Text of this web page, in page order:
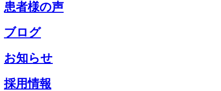
患者様の声
ブログ
お知らせ
採用情報